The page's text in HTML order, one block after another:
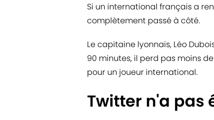
Si un international français a
complètement passé à côté.
Le capitaine lyonnais, Léo
90 minutes, il perd pas moins
pour un joueur international.
Twitter n'a pas